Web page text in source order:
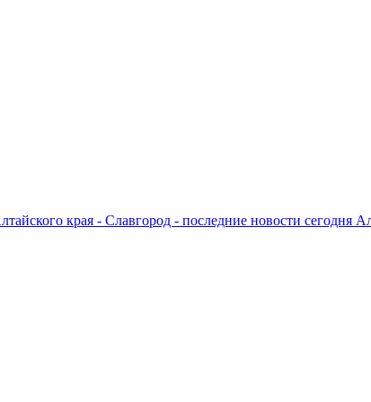
края - Славгород - последние новости сегодня